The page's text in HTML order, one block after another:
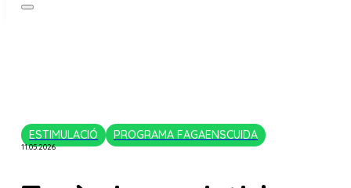
ESTIMULACIÓ PROGRAMA FAGAENSCUIDA
11.05.2026